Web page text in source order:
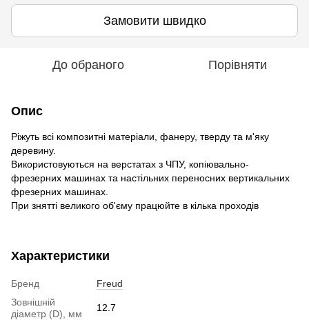
Замовити швидко
До обраного Порівняти
Опис
Ріжуть всі композитні матеріали, фанеру, тверду та м'яку
деревину.
Використовуються на верстатах з ЧПУ, копіювально-
фрезерних машинах та настільних переносних вертикальних
фрезерних машинах.
При знятті великого об'єму працюйте в кілька проходів
Характеристики
Бренд
Freud
Зовнішній
діаметр (D), мм
12.7